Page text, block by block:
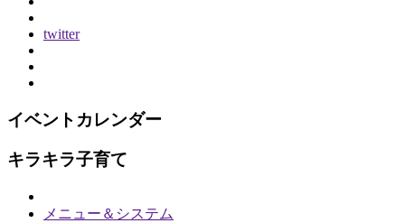
twitter
イベントカレンダー
キラキラ子育て
メニュー＆システム